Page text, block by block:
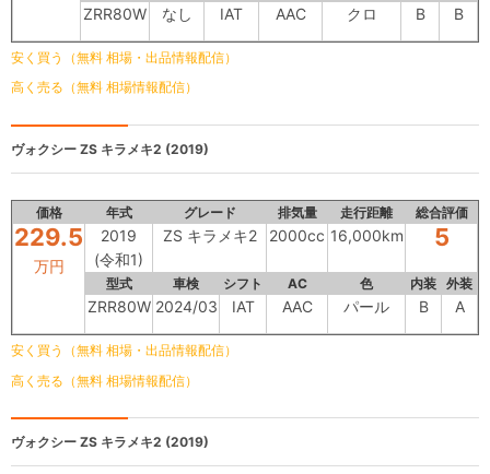
ZRR80W なし IAT AAC クロ B B
安く買う（無料 相場・出品情報配信）
高く売る（無料 相場情報配信）
ヴォクシー ZS キラメキ2 (2019)
価格 年式 グレード 排気量 走行距離 総合評価
229.5
万円
2019
(令和1)
ZS キラメキ2 2000cc 16,000km 5
型式 車検 シフト AC 色 内装 外装
ZRR80W 2024/03 IAT AAC パール B A
安く買う（無料 相場・出品情報配信）
高く売る（無料 相場情報配信）
ヴォクシー ZS キラメキ2 (2019)